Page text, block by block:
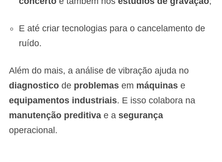
E até criar tecnologias para o cancelamento de
ruído.
Além do mais, a análise de vibração ajuda no
diagnostico de problemas em máquinas e
equipamentos industriais. E isso colabora na
manutenção preditiva e a segurança
operacional.